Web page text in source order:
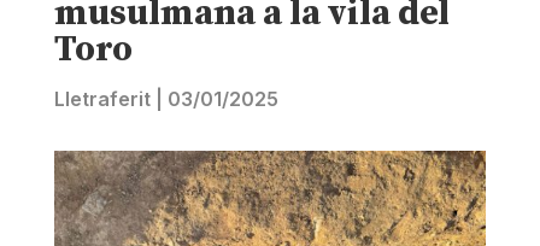
musulmana a la vila del
Toro
Lletraferit| 03/01/2025